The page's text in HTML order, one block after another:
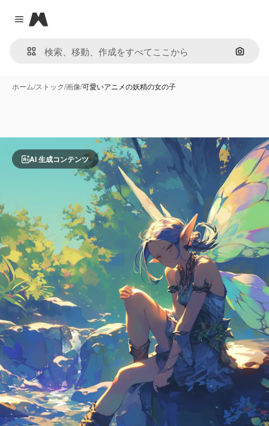
Close menu
Magnific
画像で
ホーム/ストック/画像/可愛いアニメの妖精の女の子
AI 生成コンテンツ